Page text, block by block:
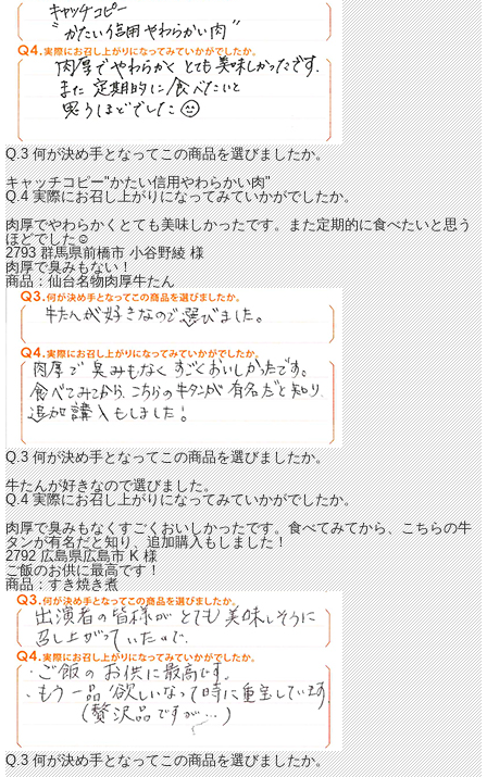
Q.3 何が決め手となってこの商品を選びましたか。
キャッチコピー"かたい信用やわらかい肉"
Q.4 実際にお召し上がりになってみていかがでしたか。
肉厚でやわらかくとても美味しかったです。また定期的に食べたいと思う
ほどでした☺
2793 群馬県前橋市小谷野綾様
肉厚で臭みもない！
商品：仙台名物肉厚牛たん
Q.3 何が決め手となってこの商品を選びましたか。
牛たんが好きなので選びました。
Q.4 実際にお召し上がりになってみていかがでしたか。
肉厚で臭みもなくすごくおいしかったです。食べてみてから、こちらの牛
タンが有名だと知り、追加購入もしました！
2792 広島県広島市K様
ご飯のお供に最高です！
商品：すき焼き煮
Q.3 何が決め手となってこの商品を選びましたか。